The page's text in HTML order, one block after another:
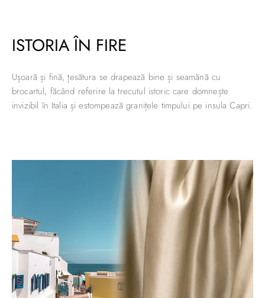
ISTORIA ÎN FIRE
Ușoară și fină, țesătura se drapează bine și seamănă cu
brocartul, făcând referire la trecutul istoric care domnește
invizibil în Italia și estompează granițele timpului pe insula Capri.